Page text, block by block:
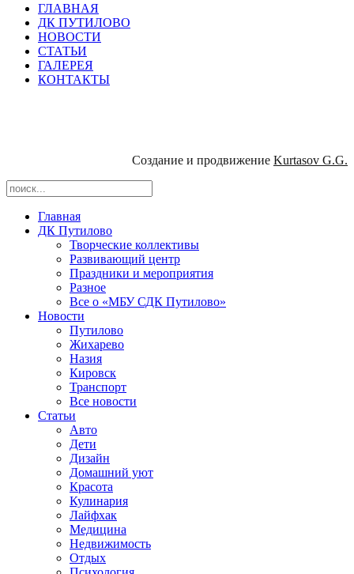
ГЛАВНАЯ
ДК ПУТИЛОВО
НОВОСТИ
СТАТЬИ
ГАЛЕРЕЯ
КОНТАКТЫ
Создание и продвижение Kurtasov G.G.
Главная
ДК Путилово
Творческие коллективы
Развивающий центр
Праздники и мероприятия
Разное
Все о «МБУ СДК Путилово»
Новости
Путилово
Жихарево
Назия
Кировск
Транспорт
Все новости
Статьи
Авто
Дети
Дизайн
Домашний уют
Красота
Кулинария
Лайфхак
Медицина
Недвижимость
Отдых